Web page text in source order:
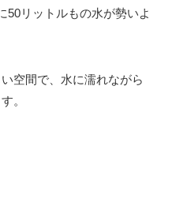
50リットルもの水が勢いよ
空間で、水に濡れながら
。